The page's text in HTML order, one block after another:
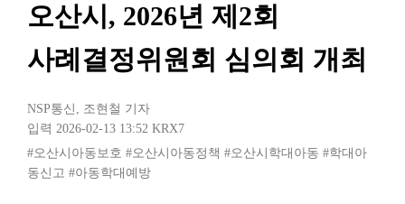
오산시, 2026년 제2회
사례결정위원회 심의회 개최
NSP통신 , 조현철 기자
입력 2026-02-13 13:52 KRX7
#오산시아동보호 #오산시아동정책 #오산시학대아동 #학대아
동신고 #아동학대예방